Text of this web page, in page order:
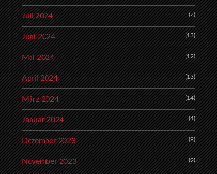
Juli 2024 (7)
Juni 2024 (13)
Mai 2024 (12)
April 2024 (13)
März 2024 (14)
Januar 2024 (4)
Dezember 2023 (9)
November 2023 (9)